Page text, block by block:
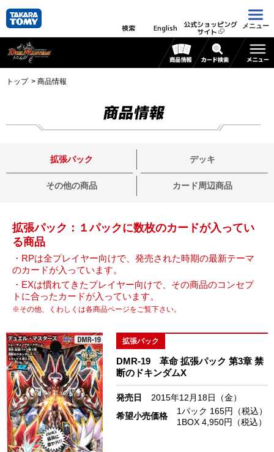
検索 English 公式ショッピング
サイト
メニュー
トップ 商品情報
商品情報
拡張パック デッキ
その他の商品 カード周辺商品
拡張パック：１パックに数枚のカードが入ってい
る商品
・RPは全プレイヤー向けで、発売された時期の最新テーマ
のカードが入っています。
・EXは慣れてきたプレイヤー向けで、その商品のコンセプ
トに合ったカードが入っています。
※その他、くわしくは各商品ページをご覧下さい。
拡張パック
DMR-19 革命 拡張パック 第3章 禁
断のドキンダムX
発売日
2015年12月18日（金）
希望小売価格
1パック 165円（税込）
1BOX 4,950円（税込）